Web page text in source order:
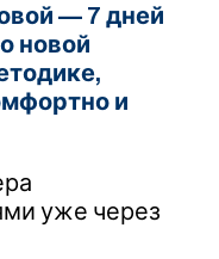
— 7 дней
новой
и
уже через